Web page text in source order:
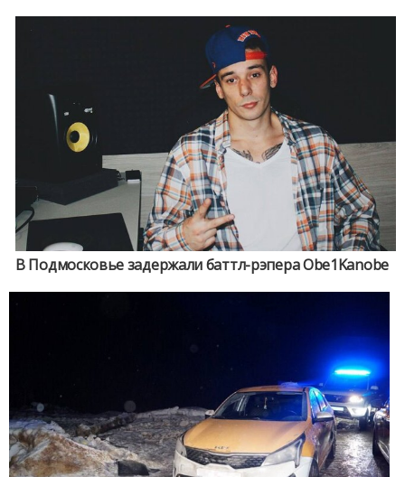
В Подмосковье задержали баттл-рэпера Obe1Kanobe